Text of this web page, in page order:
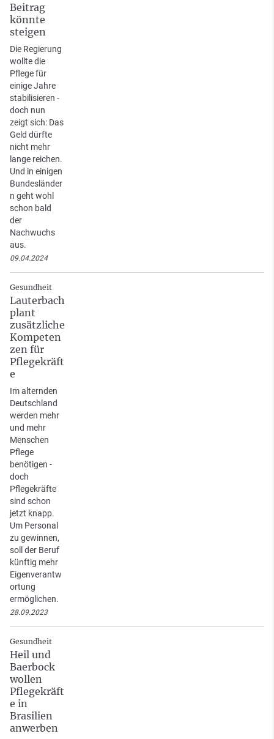
Beitrag
könnte
steigen
Die Regierung
wollte die
Pflege für
einige Jahre
stabilisieren -
doch nun
zeigt sich: Das
Geld dürfte
nicht mehr
lange reichen.
Und in einigen
Bundesländer
n geht wohl
schon bald
der
Nachwuchs
aus.
09.04.2024
Gesundheit
Lauterbach
plant
zusätzliche
Kompeten
zen für
Pflegekräft
e
Im alternden
Deutschland
werden mehr
und mehr
Menschen
Pflege
benötigen -
doch
Pflegekräfte
sind schon
jetzt knapp.
Um Personal
zu gewinnen,
soll der Beruf
künftig mehr
Eigenverantw
ortung
ermöglichen.
28.09.2023
Gesundheit
Heil und
Baerbock
wollen
Pflegekräft
e in
Brasilien
anwerben